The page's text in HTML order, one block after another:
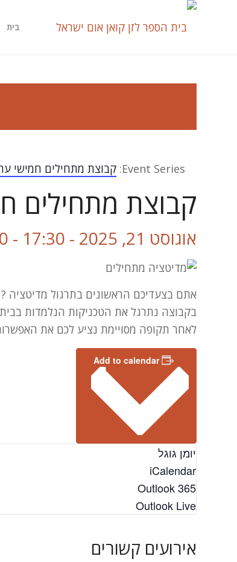
בית
Event Series: קבוצת מתחילים חמישי
קבוצת מתחילים
אוגוסט 21, 2025 - 17:30 -
אתם בצעדיכם הראשונים בתרגול מדיטציה
בקבוצה נתרגל את הטכניקות הנלמדות בבית
לאחר תקופה מסויימת נציע לכם את
Add to calendar
יומן גוגל
iCalendar
Outlook 365
Outlook Live
אירועים קשורים